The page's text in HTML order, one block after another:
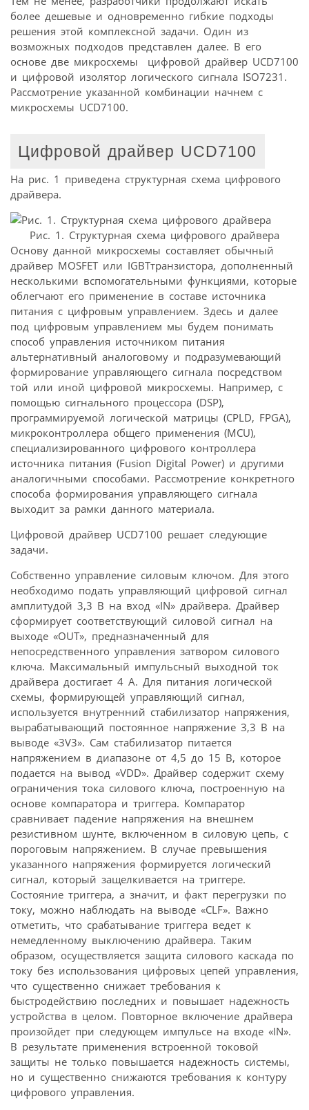
более дешевые и одновременно гибкие подходы
решения этой комплексной задачи. Один из
возможных подходов представлен далее. В его
основе две микросхемы  цифровой драйвер UCD7100
и цифровой изолятор логического сигнала ISO7231.
Рассмотрение указанной комбинации начнем с
микросхемы UCD7100.
Цифровой драйвер UCD7100
На рис. 1 приведена структурная схема цифрового
драйвера.
Рис. 1. Структурная схема цифрового драйвера
Основу данной микросхемы составляет обычный
драйвер MOSFET или IGBTтранзистора, дополненный
несколькими вспомогательными функциями, которые
облегчают его применение в составе источника
питания с цифровым управлением. Здесь и далее
под цифровым управлением мы будем понимать
способ управления источником питания
альтернативный аналоговому и подразумевающий
формирование управляющего сигнала посредством
той или иной цифровой микросхемы. Например, с
помощью сигнального процессора (DSP),
программируемой логической матрицы (CPLD, FPGA),
микроконтроллера общего применения (MCU),
специализированного цифрового контроллера
источника питания (Fusion Digital Power) и другими
аналогичными способами. Рассмотрение конкретного
способа формирования управляющего сигнала
выходит за рамки данного материала.
Цифровой драйвер UCD7100 решает следующие
задачи.
Собственно управление силовым ключом. Для этого
необходимо подать управляющий цифровой сигнал
амплитудой 3,3 В на вход «IN» драйвера. Драйвер
сформирует соответствующий силовой сигнал на
выходе «OUT», предназначенный для
непосредственного управления затвором силового
ключа. Максимальный импульсный выходной ток
драйвера достигает 4 А. Для питания логической
схемы, формирующей управляющий сигнал,
используется внутренний стабилизатор напряжения,
вырабатывающий постоянное напряжение 3,3 В на
выводе «3V3». Сам стабилизатор питается
напряжением в диапазоне от 4,5 до 15 В, которое
подается на вывод «VDD». Драйвер содержит схему
ограничения тока силового ключа, построенную на
основе компаратора и триггера. Компаратор
сравнивает падение напряжения на внешнем
резистивном шунте, включенном в силовую цепь, с
пороговым напряжением. В случае превышения
указанного напряжения формируется логический
сигнал, который защелкивается на триггере.
Состояние триггера, а значит, и факт перегрузки по
току, можно наблюдать на выводе «CLF». Важно
отметить, что срабатывание триггера ведет к
немедленному выключению драйвера. Таким
образом, осуществляется защита силового каскада по
току без использования цифровых цепей управления,
что существенно снижает требования к
быстродействию последних и повышает надежность
устройства в целом. Повторное включение драйвера
произойдет при следующем импульсе на входе «IN».
В результате применения встроенной токовой
защиты не только повышается надежность системы,
но и существенно снижаются требования к контуру
цифрового управления.